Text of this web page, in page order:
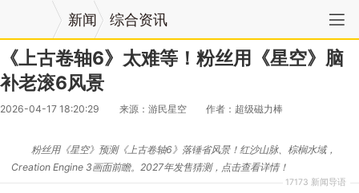
新闻 综合资讯
《上古卷轴6》太难等！粉丝用《星空》脑
补老滚6风景
2026-04-17 18:20:29 来源：游民星空 作者：超级磁力棒
17173 新闻导语
粉丝用《星空》预测《上古卷轴6》落锤省风景！红沙山脉、棕榈水域，
Creation Engine 3画面前瞻。2027年发售猜测，点击查看详情！